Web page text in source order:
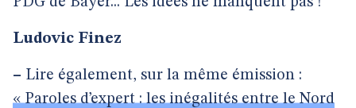
Ludovic Finez
– Lire également, sur la même émission :
« Paroles d’expert : les inégalités entre le Nord